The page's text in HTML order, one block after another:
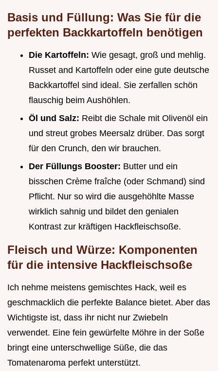
Basis und Füllung: Was Sie für die
perfekten Backkartoffeln benötigen
Die Kartoffeln: Wie gesagt, groß und mehlig.
Russet and Kartoffeln oder eine gute deutsche
Backkartoffel sind ideal. Sie zerfallen schön
flauschig beim Aushöhlen.
Öl und Salz: Reibt die Schale mit Olivenöl ein
und streut grobes Meersalz drüber. Das sorgt
für den Crunch, den wir brauchen.
Der Füllungs Booster: Butter und ein
bisschen Crème fraîche (oder Schmand) sind
Pflicht. Nur so wird die ausgehöhlte Masse
wirklich sahnig und bildet den genialen
Kontrast zur kräftigen Hackfleischsoße.
Fleisch und Würze: Komponenten
für die intensive Hackfleischsoße
Ich nehme meistens gemischtes Hack, weil es
geschmacklich die perfekte Balance bietet. Aber das
Wichtigste ist, dass ihr nicht nur Zwiebeln
verwendet. Eine fein gewürfelte Möhre in der Soße
bringt eine unterschwellige Süße, die das
Tomatenaroma perfekt unterstützt.